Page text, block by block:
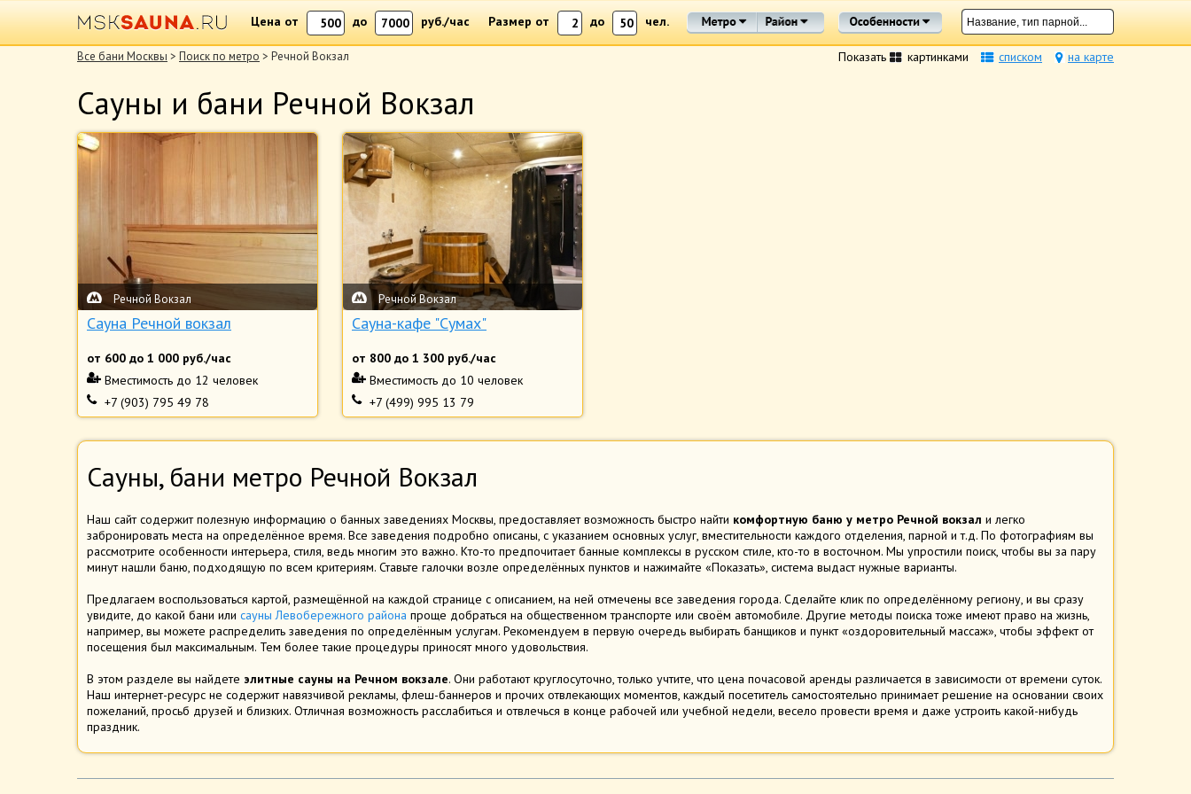
Цена от до руб./час Размер от до чел.
Все бани Москвы > Поиск по метро > Речной Вокзал Показать картинками списком на карте
Сауны и бани Речной Вокзал
Речной Вокзал
Сауна Речной вокзал
от 600 до 1 000 руб./час
Вместимость до 12 человек
+7 (903) 795 49 78
Речной Вокзал
Сауна-кафе "Сумах"
от 800 до 1 300 руб./час
Вместимость до 10 человек
+7 (499) 995 13 79
Сауны, бани метро Речной Вокзал
Наш сайт содержит полезную информацию о банных заведениях Москвы, предоставляет возможность быстро найти комфортную баню у метро Речной вокзал и легко
забронировать места на определённое время. Все заведения подробно описаны, с указанием основных услуг, вместительности каждого отделения, парной и т.д. По фотографиям вы
рассмотрите особенности интерьера, стиля, ведь многим это важно. Кто-то предпочитает банные комплексы в русском стиле, кто-то в восточном. Мы упростили поиск, чтобы вы за пару
минут нашли баню, подходящую по всем критериям. Ставьте галочки возле определённых пунктов и нажимайте «Показать», система выдаст нужные варианты.
Предлагаем воспользоваться картой, размещённой на каждой странице с описанием, на ней отмечены все заведения города. Сделайте клик по определённому региону, и вы сразу
увидите, до какой бани или сауны Левобережного района проще добраться на общественном транспорте или своём автомобиле. Другие методы поиска тоже имеют право на жизнь,
например, вы можете распределить заведения по определённым услугам. Рекомендуем в первую очередь выбирать банщиков и пункт «оздоровительный массаж», чтобы эффект от
посещения был максимальным. Тем более такие процедуры приносят много удовольствия.
В этом разделе вы найдете элитные сауны на Речном вокзале. Они работают круглосуточно, только учтите, что цена почасовой аренды различается в зависимости от времени суток.
Наш интернет-ресурс не содержит навязчивой рекламы, флеш-баннеров и прочих отвлекающих моментов, каждый посетитель самостоятельно принимает решение на основании своих
пожеланий, просьб друзей и близких. Отличная возможность расслабиться и отвлечься в конце рабочей или учебной недели, весело провести время и даже устроить какой-нибудь
праздник.